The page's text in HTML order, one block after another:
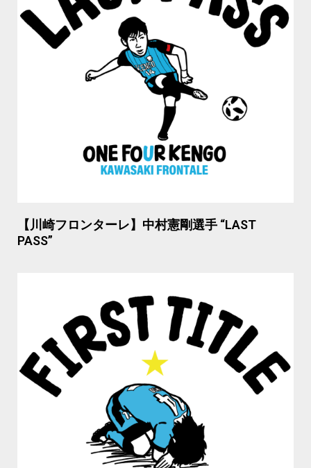
【川崎フロンターレ】中村憲剛選手 “LAST
PASS”